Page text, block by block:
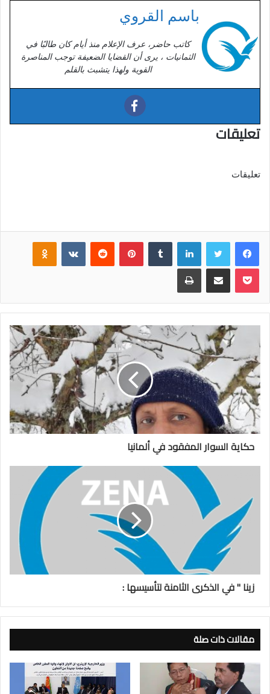
باسم القروي
كاتب حاضر، عرف الإعلام منذ أيام كان طالبًا في
الثمانيات ، يرى أن القضايا الضعيفة توجب المناصرة
القوية ولهذا يتشبث بالقلم
تعليقات
تعليقات
فيسبوك لينكدإن بينتيريست
بوكيت
حكاية السوار المفقود في ألمانيا
زينا " في الذكرى الثامنة لتأسيسها :
مقالات ذات صلة